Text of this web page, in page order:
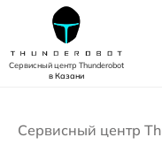
Сервисный центр Thunderobot
в Казани
Сервисный центр